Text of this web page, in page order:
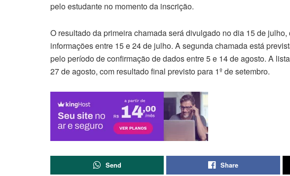
pelo estudante no momento da inscrição.
O resultado da primeira chamada será divulgado no dia 15 de
informações entre 15 e 24 de julho. A segunda chamada está
pelo período de confirmação de dados entre 5 e 14 de agosto. A
27 de agosto, com resultado final previsto para 1º de setembro.
Send Share